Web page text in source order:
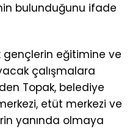
bulunduğunu ifade
gençlerin eğitimine ve
çalışmalara
Topak, belediye
etüt merkezi ve
yanında olmaya